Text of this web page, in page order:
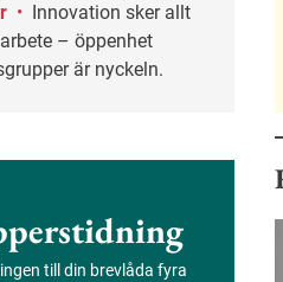
•
– öppenhet
är nyckeln.
till din brevlåda fyra